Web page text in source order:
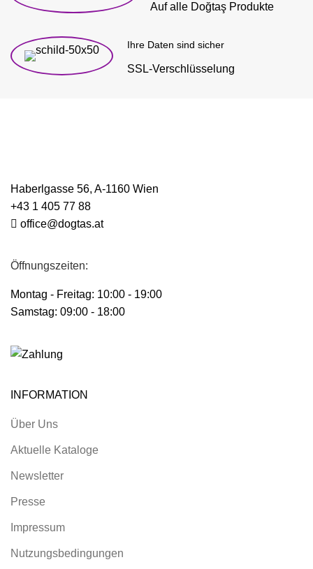
Auf alle Doğtaş Produkte
Ihre Daten sind sicher
SSL-Verschlüsselung
Haberlgasse 56, A-1160 Wien
+43 1 405 77 88
office@dogtas.at
Öffnungszeiten:
Montag - Freitag: 10:00 - 19:00
Samstag: 09:00 - 18:00
INFORMATION
Über Uns
Aktuelle Kataloge
Newsletter
Presse
Impressum
Nutzungsbedingungen